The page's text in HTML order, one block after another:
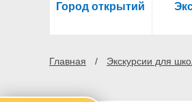
Город открытий
Главная Экскурсии для